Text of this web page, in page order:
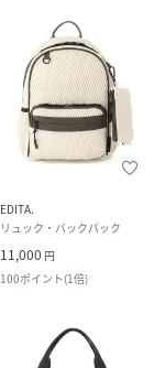
EDITA.
リュック・バックパック
11,000 円
100ポイント(1倍)